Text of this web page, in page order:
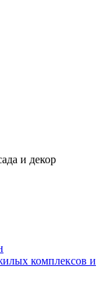
и декор
комплексов и